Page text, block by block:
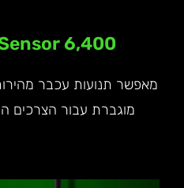
6,400 DPI Optical Sensor
מאפשר תנועות עכבר
מוגברת עבור הצרכים